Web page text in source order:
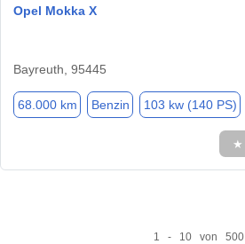
Opel Mokka X
Bayreuth, 95445
68.000 km Benzin 103 kw (140 PS)
★
1 - 10 von 500